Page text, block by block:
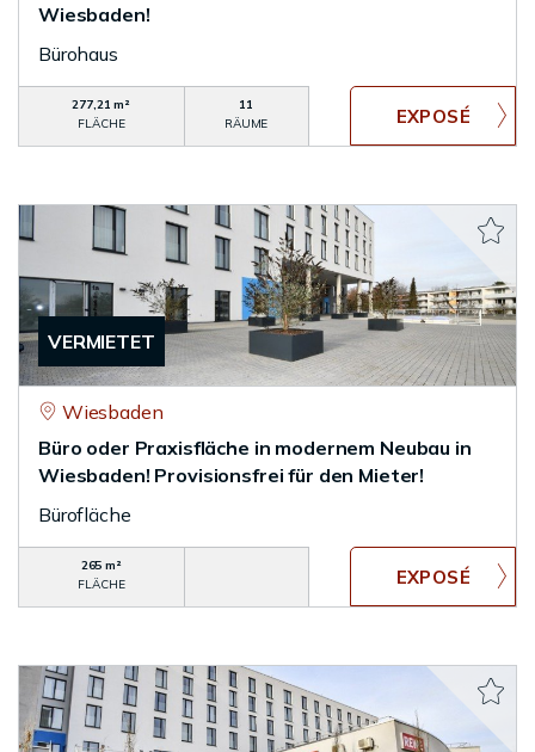
Wiesbaden!
Bürohaus
277,21 m²
FLÄCHE
11
RÄUME
VERMIETET
Wiesbaden
Büro oder Praxisfläche in modernem Neubau in
Wiesbaden! Provisionsfrei für den Mieter!
Bürofläche
265 m²
FLÄCHE